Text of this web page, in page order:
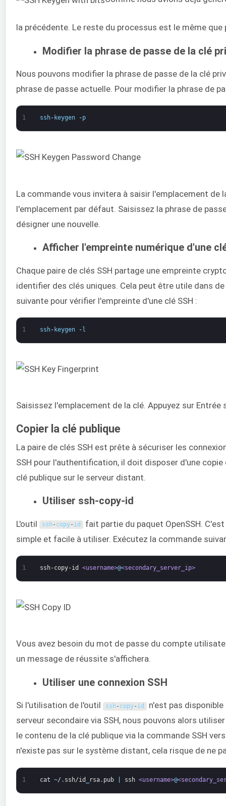
la précédente. Le reste du processus est le même
Modifier la phrase de passe de la clé
Nous pouvons modifier la phrase de passe de la clé
phrase de passe actuelle. Pour modifier la phrase de
1 ssh- keygen -p
La commande vous invitera à saisir l'emplacement de
l'emplacement par défaut. Saisissez la phrase de
désigner une nouvelle.
Afficher l'empreinte numérique d'une
Chaque paire de clés SSH partage une empreinte
identifier des clés uniques. Cela peut être utile dans
suivante pour vérifier l'empreinte d'une clé SSH :
1 ssh- keygen - l
Saisissez l'emplacement de la clé. Appuyez sur
Copier la clé publique
La paire de clés SSH est prête à sécuriser les
SSH pour l'authentification, il doit disposer d'une
clé publique sur le serveur distant.
Utiliser ssh-copy-id
L'outil ssh - copy- id fait partie du paquet OpenSSH.
simple et facile à utiliser. Exécutez la commande
1 ssh-copy-id <username>@<secondary_server_ip>
Vous avez besoin du mot de passe du compte
un message de réussite s'affichera.
Utiliser une connexion SSH
Si l'utilisation de l'outil ssh - copy- id n'est pas disponible
serveur secondaire via SSH, nous pouvons alors
le contenu de la clé publique via la commande SSH
n'existe pas sur le système distant, cela risque de ne
1 cat ~/ . ssh/id rsa. pub ssh <username>@